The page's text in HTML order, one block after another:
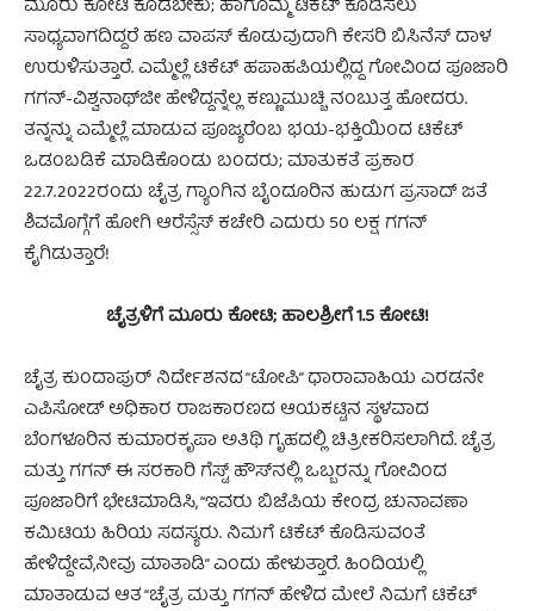
ಮೂರು ಕೋಟಿ ಕೊಡಬೇಕು; ಹಾಗೊಮ್ಮೆ ಟಿಕೆಟ್ ಕೊಡಿಸಲು
ಸಾಧ್ಯವಾಗದಿದ್ದರೆ ಹಣ ವಾಪಸ್ ಕೊಡುವುದಾಗಿ ಕೇಸರಿ ಬಿಸಿನೆಸ್ ದಾಳ
ಉರುಳಿಸುತ್ತಾರೆ. ಎಮ್ಮೆಲ್ಲೆ ಟಿಕೆಟ್ ಹಪಾಹಪಿಯಲ್ಲಿದ್ದ ಗೋವಿಂದ ಪೂಜಾರಿ
ಗಗನ್-ವಿಶ್ವನಾಥ್‌ಜೀ ಹೇಳಿದ್ದನ್ನೆಲ್ಲ ಕಣ್ಣುಮುಚ್ಚಿ ನಂಬುತ್ತ ಹೋದರು.
ತನ್ನನ್ನು ಎಮ್ಮೆಲ್ಲೆ ಮಾಡುವ ಪೂಜ್ಯರೆಂಬ ಭಯ-ಭಕ್ತಿಯಿಂದ ಟಿಕೆಟ್
ಒಡಂಬಡಿಕೆ ಮಾಡಿಕೊಂಡು ಬಂದರು; ಮಾತುಕತೆ ಪ್ರಕಾರ
22.7.2022ರಂದು ಚೈತ್ರ ಗ್ಯಾಂಗಿನ ಬೈಂದೂರಿನ ಹುಡುಗ ಪ್ರಸಾದ್ ಜತೆ
ಶಿವಮೊಗ್ಗೆಗೆ ಹೋಗಿ ಆರೆಸ್ಸೆಸ್ ಕಚೇರಿ ಎದುರು 50 ಲಕ್ಷ ಗಗನ್
ಕೈಗಿಡುತ್ತಾರೆ!
ಚೈತ್ರಳಿಗೆ ಮೂರು ಕೋಟಿ; ಹಾಲಶ್ರೀಗೆ 1.5 ಕೋಟಿ!
ಚೈತ್ರ ಕುಂದಾಪುರ್ ನಿರ್ದೇಶನದ “ಟೋಪಿ” ಧಾರಾವಾಹಿಯ ಎರಡನೇ
ಎಪಿಸೋಡ್ ಅಧಿಕಾರ ರಾಜಕಾರಣದ ಆಯಕಟ್ಟಿನ ಸ್ಥಳವಾದ
ಬೆಂಗಳೂರಿನ ಕುಮಾರಕೃಪಾ ಅತಿಥಿ ಗೃಹದಲ್ಲಿ ಚಿತ್ರೀಕರಿಸಲಾಗಿದೆ. ಚೈತ್ರ
ಮತ್ತು ಗಗನ್ ಈ ಸರಕಾರಿ ಗೆಸ್ಟ್ ಹೌಸ್‌ನಲ್ಲಿ ಒಬ್ಬರನ್ನು ಗೋವಿಂದ
ಪೂಜಾರಿಗೆ ಭೇಟಿಮಾಡಿಸಿ, “ಇವರು ಬಿಜೆಪಿಯ ಕೇಂದ್ರ ಚುನಾವಣಾ
ಕಮಿಟಿಯ ಹಿರಿಯ ಸದಸ್ಯರು. ನಿಮಗೆ ಟಿಕೆಟ್ ಕೊಡಿಸುವಂತೆ
ಹೇಳಿದ್ದೇವೆ,ನೀವು ಮಾತಾಡಿ” ಎಂದು ಹೇಳುತ್ತಾರೆ. ಹಿಂದಿಯಲ್ಲಿ
ಮಾತಾಡುವ ಆತ “ಚೈತ್ರ ಮತ್ತು ಗಗನ್ ಹೇಳಿದ ಮೇಲೆ ನಿಮಗೆ ಟಿಕೆಟ್